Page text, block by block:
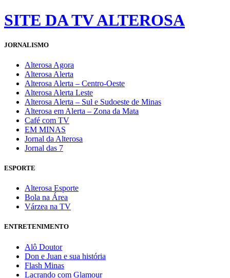
SITE DA TV ALTEROSA
JORNALISMO
Alterosa Agora
Alterosa Alerta
Alterosa Alerta – Centro-Oeste
Alterosa Alerta Leste
Alterosa Alerta – Sul e Sudoeste de Minas
Alterosa em Alerta – Zona da Mata
Café com TV
EM MINAS
Jornal da Alterosa
Jornal das 7
ESPORTE
Alterosa Esporte
Bola na Área
Várzea na TV
ENTRETENIMENTO
Alô Doutor
Don e Juan e sua história
Flash Minas
Lacrando com Glamour